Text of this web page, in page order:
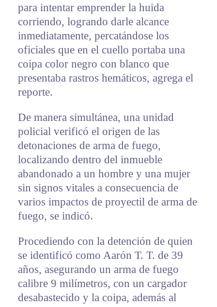
para intentar emprender la huida
corriendo, logrando darle alcance
inmediatamente, percatándose los
oficiales que en el cuello portaba una
coipa color negro con blanco que
presentaba rastros hemáticos, agrega el
reporte.
De manera simultánea, una unidad
policial verificó el origen de las
detonaciones de arma de fuego,
localizando dentro del inmueble
abandonado a un hombre y una mujer
sin signos vitales a consecuencia de
varios impactos de proyectil de arma de
fuego, se indicó.
Procediendo con la detención de quien
se identificó como Aarón T. T. de 39
años, asegurando un arma de fuego
calibre 9 milímetros, con un cargador
desabastecido y la coipa, además al